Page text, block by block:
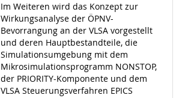
Im Weiteren wird das Konzept zur
Wirkungsanalyse der ÖPNV-
Bevorrangung an der VLSA vorgestellt
und deren Hauptbestandteile, die
Simulationsumgebung mit dem
Mikrosimulationsprogramm NONSTOP,
der PRIORITY-Komponente und dem
VLSA Steuerungsverfahren EPICS